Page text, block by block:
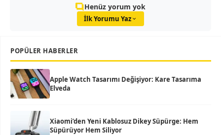
Henüz yorum yok
İlk Yorumu Yaz
POPÜLER HABERLER
Apple Watch Tasarımı Değişiyor: Kare Tasarıma
Elveda
Xiaomi’den Yeni Kablosuz Dikey Süpürge: Hem
Süpürüyor Hem Siliyor